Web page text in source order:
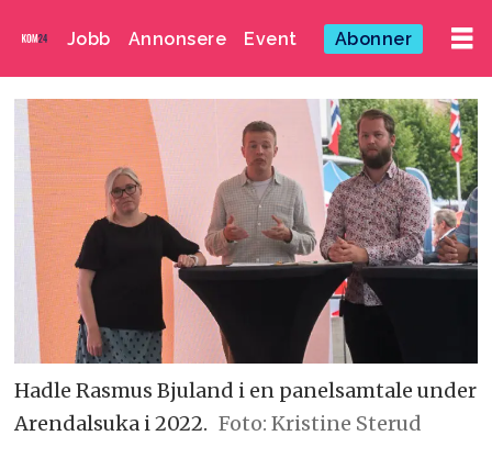
Jobb Annonsere Event Abonner
Hadle Rasmus Bjuland i en panelsamtale under
Arendalsuka i 2022. Foto: Kristine Sterud